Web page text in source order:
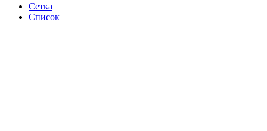
Сетка
Список